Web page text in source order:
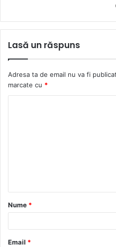
Lasă un răspuns
Adresa ta de email nu va fi
marcate cu *
a
r
Nume *
Email *